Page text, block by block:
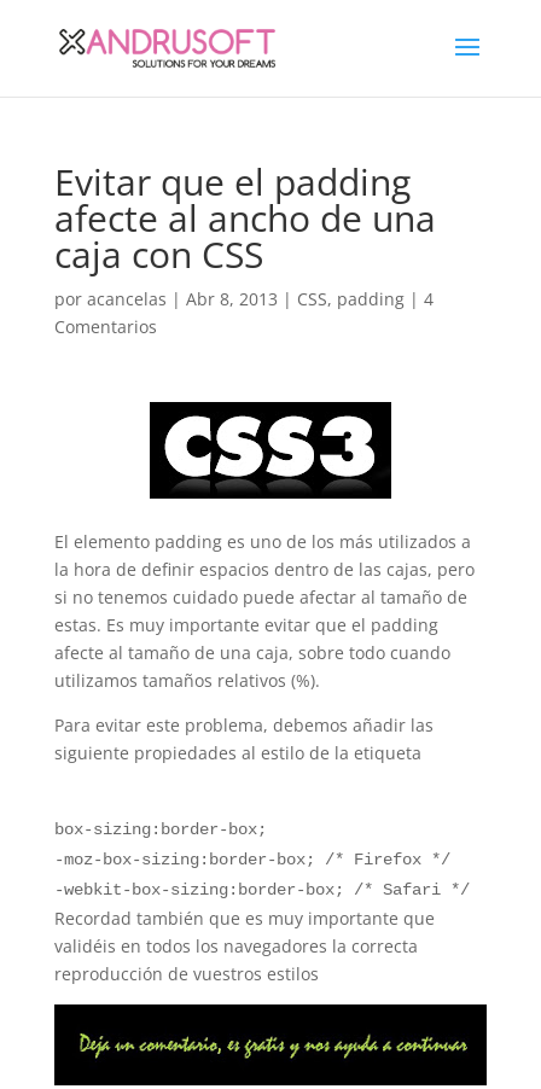
Evitar que el padding
afecte al ancho de una
caja con CSS
por acancelas | Abr 8, 2013 | CSS, padding| 4
Comentarios
El elemento padding es uno de los más utilizados a
la hora de definir espacios dentro de las cajas, pero
si no tenemos cuidado puede afectar al tamaño de
estas. Es muy importante evitar que el padding
afecte al tamaño de una caja, sobre todo cuando
utilizamos tamaños relativos (%).
Para evitar este problema, debemos añadir las
siguiente propiedades al estilo de la etiqueta
box-sizing:border-box;
-moz-box-sizing:border-box; /* Firefox */
-webkit-box-sizing:border-box; /* Safari */
Recordad también que es muy importante que
validéis en todos los navegadores la correcta
reproducción de vuestros estilos